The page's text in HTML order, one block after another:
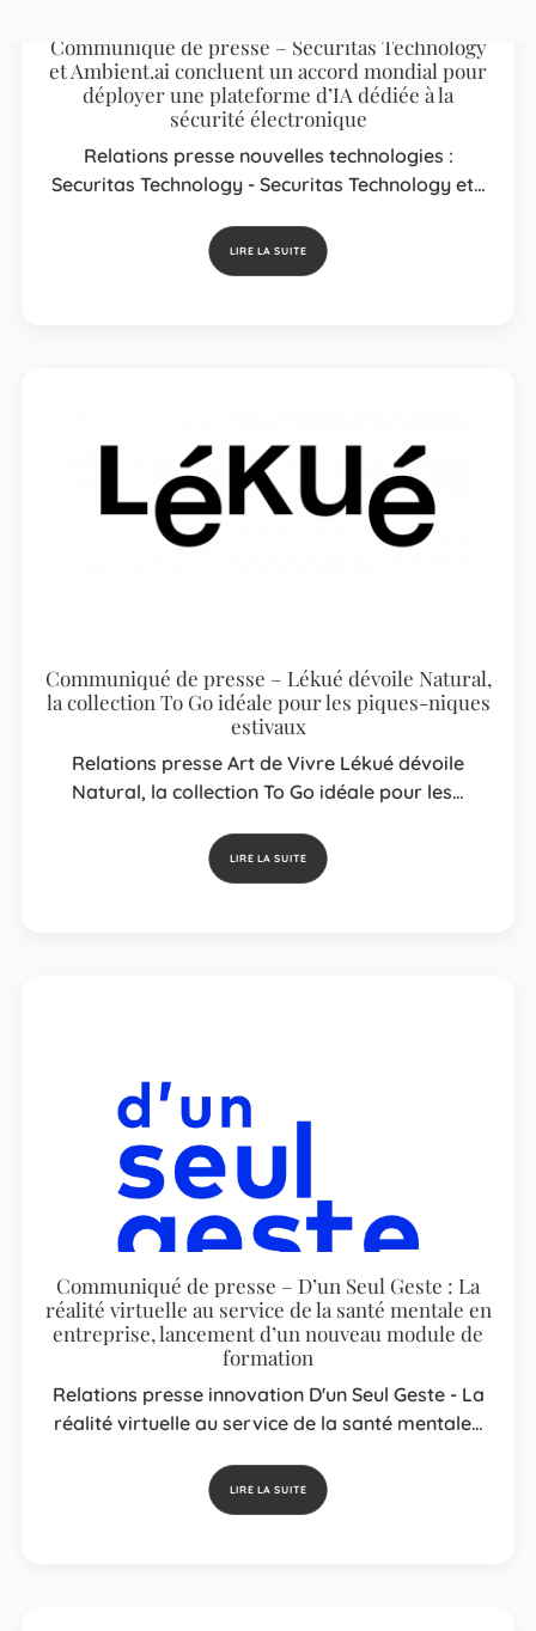
Communiqué de presse – Securitas Technology
et Ambient.ai concluent un accord mondial pour
déployer une plateforme d’IA dédiée à la
sécurité électronique
Relations presse nouvelles technologies :
Securitas Technology - Securitas Technology et…
LIRE LA SUITE
Communiqué de presse – Lékué dévoile Natural,
la collection To Go idéale pour les piques-niques
estivaux
Relations presse Art de Vivre Lékué dévoile
Natural, la collection To Go idéale pour les…
LIRE LA SUITE
Communiqué de presse – D’un Seul Geste : La
réalité virtuelle au service de la santé mentale en
entreprise, lancement d’un nouveau module de
formation
Relations presse innovation D'un Seul Geste - La
réalité virtuelle au service de la santé mentale…
LIRE LA SUITE